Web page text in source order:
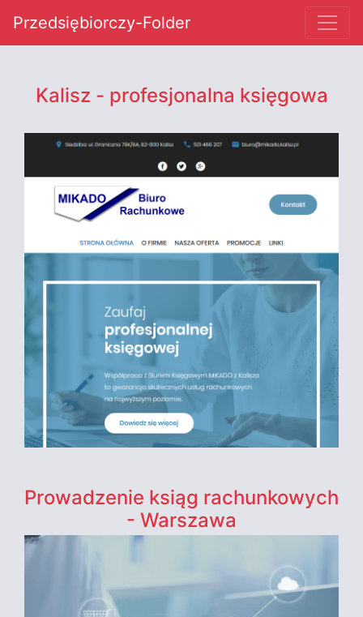
Przedsiębiorczy-Folder
Kalisz - profesjonalna księgowa
Prowadzenie ksiąg rachunkowych
- Warszawa